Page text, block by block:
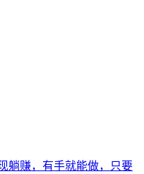
躺赚，有手就能做，只要